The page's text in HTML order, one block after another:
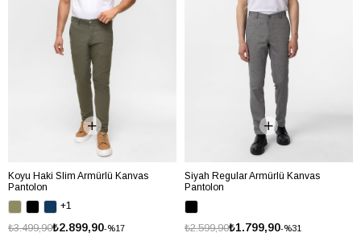
Koyu Haki Slim Armürlü Kanvas
Pantolon
+1
%17
₺2.899,90
₺3.499,90
Siyah Regular Armürlü Kanvas
Pantolon
%31
₺1.799,90
₺2.599,90